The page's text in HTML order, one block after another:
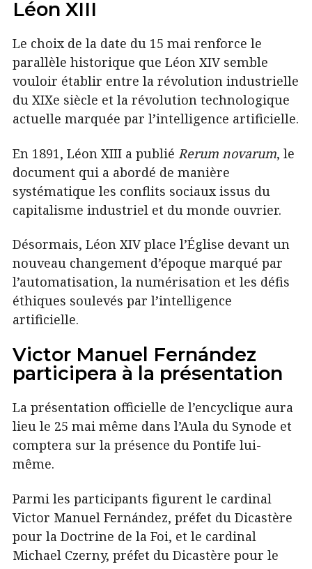
Léon XIII
Le choix de la date du 15 mai renforce le
parallèle historique que Léon XIV semble
vouloir établir entre la révolution industrielle
du XIXe siècle et la révolution technologique
actuelle marquée par l’intelligence artificielle.
En 1891, Léon XIII a publié Rerum novarum, le
document qui a abordé de manière
systématique les conflits sociaux issus du
capitalisme industriel et du monde ouvrier.
Désormais, Léon XIV place l’Église devant un
nouveau changement d’époque marqué par
l’automatisation, la numérisation et les défis
éthiques soulevés par l’intelligence
artificielle.
Victor Manuel Fernández
participera à la présentation
La présentation officielle de l’encyclique aura
lieu le 25 mai même dans l’Aula du Synode et
comptera sur la présence du Pontife lui-
même.
Parmi les participants figurent le cardinal
Victor Manuel Fernández, préfet du Dicastère
pour la Doctrine de la Foi, et le cardinal
Michael Czerny, préfet du Dicastère pour le